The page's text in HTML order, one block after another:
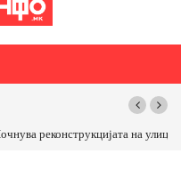
ти Ноември“ во Струмица